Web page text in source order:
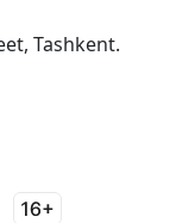
Tashkent.